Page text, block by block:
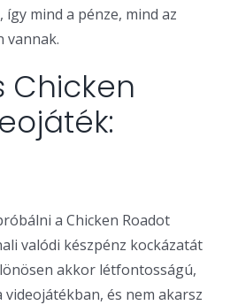
mind a pénze, mind az
vannak.
Chicken
a Chicken Roadot
valódi készpénz kockázatát
akkor létfontosságú,
videojátékban, és nem akarsz